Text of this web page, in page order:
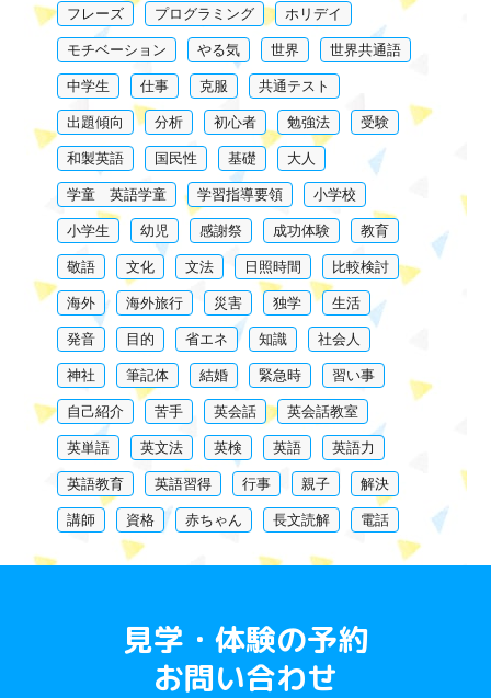
フレーズ
プログラミング
ホリデイ
モチベーション
やる気 世界
世界共通語
中学生
仕事 克服
共通テスト
出題傾向
分析 初心者 勉強法
受験
和製英語
国民性 基礎
大人
学童 英語学童
学習指導要領
小学校
小学生
幼児 感謝祭 成功体験
教育
敬語
文化 文法 日照時間
比較検討
海外
海外旅行 災害 独学
生活
発音
目的 省エネ 知識
社会人
神社
筆記体 結婚 緊急時
習い事
自己紹介
苦手 英会話
英会話教室
英単語
英文法 英検 英語
英語力
英語教育
英語習得 行事 親子
解決
講師
資格 赤ちゃん 長文読解 電話
見学・体験の予約
お問い合わせ